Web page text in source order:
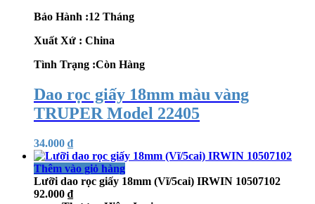
Bảo Hành :12 Tháng
Xuất Xứ : China
Tình Trạng :Còn Hàng
Dao rọc giấy 18mm màu vàng
TRUPER Model 22405
34.000 ₫
Thêm vào giỏ hàng
Lưỡi dao rọc giấy 18mm (Vĩ/5cai) IRWIN 10507102
92.000 ₫